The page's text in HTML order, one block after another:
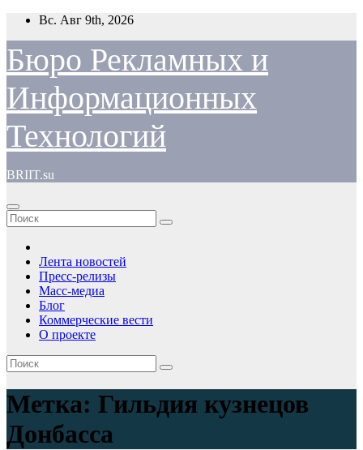
Перейти
содержимому
Вс. Авг 9th, 2026
Бюро Рекламных и
Информационных
Технологий
BRIIT.su
Лента новостей
Пресс-релизы
Масс-медиа
Блог
Коммерческие вести
О проекте
Метка: Гильдия кузнецов
Донбасса